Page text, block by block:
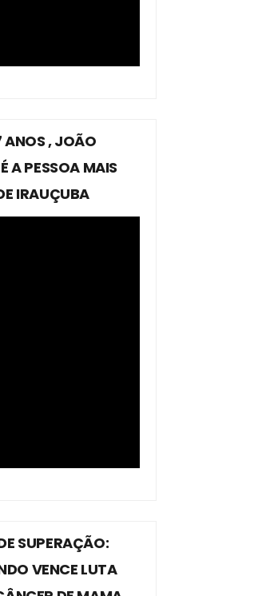
ANOS , JOÃO
A PESSOA MAIS
IRAUÇUBA
SUPERAÇÃO:
VENCE LUTA